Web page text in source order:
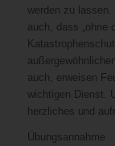
werden zu lassen.
auch, dass „ohne
auch, erweisen
wichtigen Dienst.
herzliches und
Übungsannahme